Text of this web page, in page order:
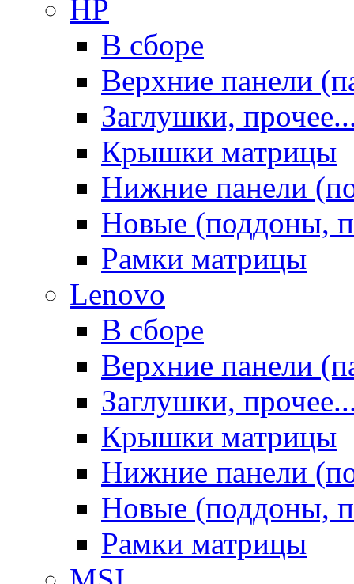
HP
В сборе
Верхние панели
Заглушки,
Крышки матрицы
Нижние панели
Новые (поддоны,
Рамки матрицы
Lenovo
В сборе
Верхние панели
Заглушки,
Крышки матрицы
Нижние панели
Новые (поддоны,
Рамки матрицы